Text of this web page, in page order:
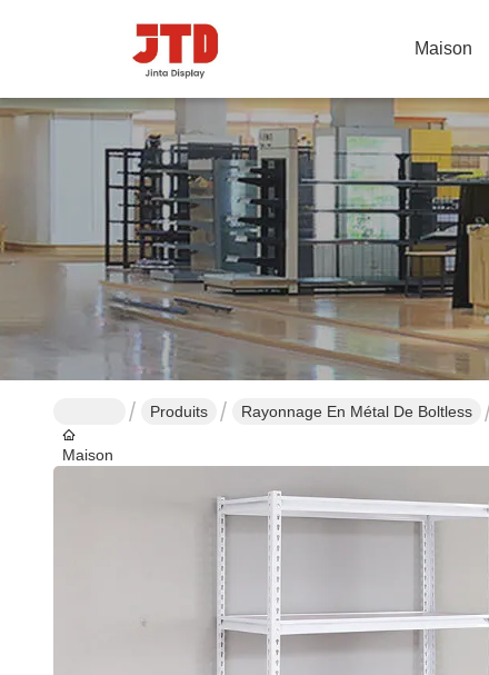
Maison
Maison
Produits Rayonnage En Métal De Boltless